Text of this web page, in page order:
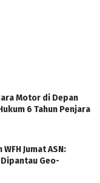
Motor di Depan
6 Tahun Penjara
Jumat ASN:
Geo-